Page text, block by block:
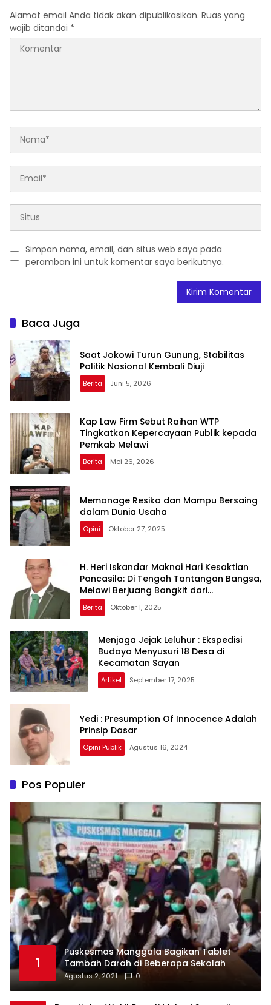
Alamat email Anda tidak akan dipublikasikan. Ruas yang
wajib ditandai *
Simpan nama, email, dan situs web saya pada
peramban ini untuk komentar saya berikutnya.
Baca Juga
Saat Jokowi Turun Gunung, Stabilitas
Politik Nasional Kembali Diuji
Berita Juni 5, 2026
Kap Law Firm Sebut Raihan WTP
Tingkatkan Kepercayaan Publik kepada
Pemkab Melawi
Berita Mei 26, 2026
Memanage Resiko dan Mampu Bersaing
dalam Dunia Usaha
Opini Oktober 27, 2025
H. Heri Iskandar Maknai Hari Kesaktian
Pancasila: Di Tengah Tantangan Bangsa,
Melawi Berjuang Bangkit dari
Ketertinggalan
Berita Oktober 1, 2025
Menjaga Jejak Leluhur : Ekspedisi
Budaya Menyusuri 18 Desa di
Kecamatan Sayan
Artikel September 17, 2025
Yedi : Presumption Of Innocence Adalah
Prinsip Dasar
Opini Publik Agustus 16, 2024
Pos Populer
1
Puskesmas Manggala Bagikan Tablet
Tambah Darah di Beberapa Sekolah
Agustus 2, 2021 0